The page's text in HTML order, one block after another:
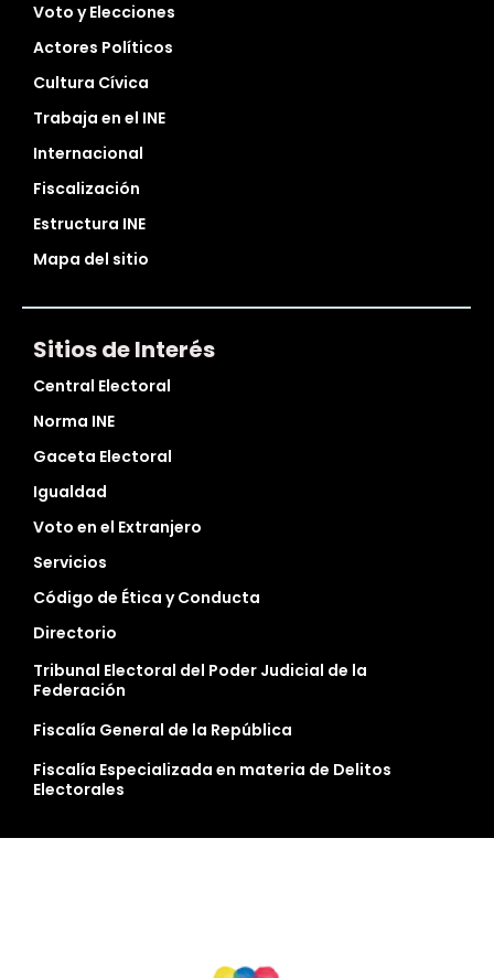
Voto y Elecciones
Actores Políticos
Cultura Cívica
Trabaja en el INE
Internacional
Fiscalización
Estructura INE
Mapa del sitio
Sitios de Interés
Central Electoral
Norma INE
Gaceta Electoral
Igualdad
Voto en el Extranjero
Servicios
Código de Ética y Conducta
Directorio
Tribunal Electoral del Poder Judicial de la
Federación
Fiscalía General de la República
Fiscalía Especializada en materia de Delitos
Electorales